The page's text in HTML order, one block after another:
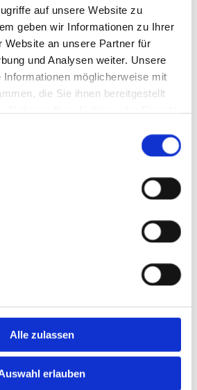
auf unsere Website zu
geben wir Informationen zu Ihrer
Website an unsere Partner für
und Analysen weiter. Unsere
Informationen möglicherweise mit
die Sie ihnen bereitgestellt
Alle zulassen
erlauben